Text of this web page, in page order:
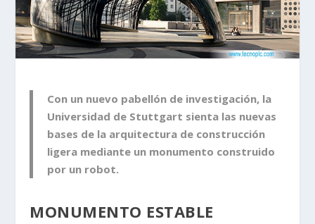
Con un nuevo pabellón de investigación, la
Universidad de Stuttgart sienta las nuevas
bases de la arquitectura de construcción
ligera mediante un monumento construido
por un robot.
MONUMENTO ESTABLE